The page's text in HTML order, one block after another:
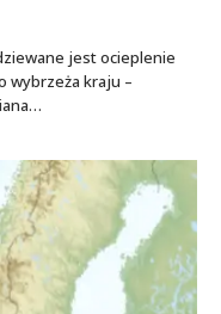
jest ocieplenie
wybrzeża kraju –